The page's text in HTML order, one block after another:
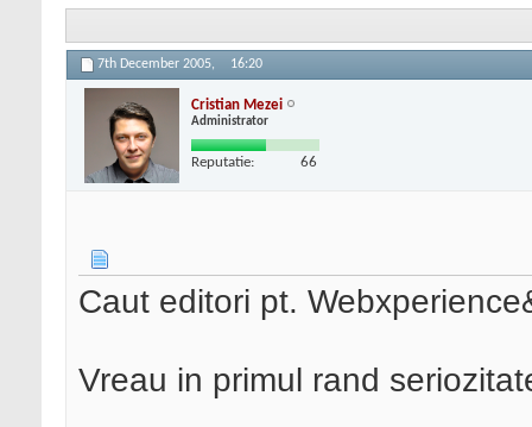
7th December 2005, 16:20
Cristian Mezei
Administrator
Reputatie: 66
Caut editori pt.
Vreau in primul rand